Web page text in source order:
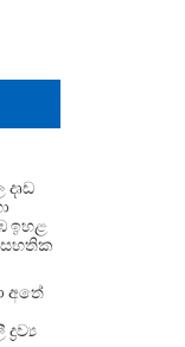
ඉහළ
සහතික
අතේ